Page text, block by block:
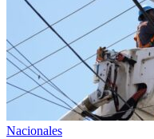
Nacionales